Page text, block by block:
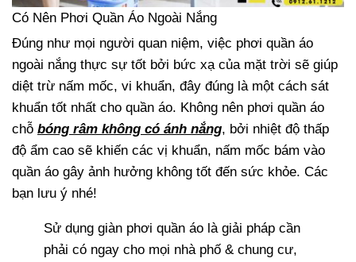
Có Nên Phơi Quần Áo Ngoài Nắng
Đúng như mọi người quan niệm, việc phơi quần áo
ngoài nắng thực sự tốt bởi bức xạ của mặt trời sẽ giúp
diệt trừ nấm mốc, vi khuẩn, đây đúng là một cách sát
khuẩn tốt nhất cho quần áo. Không nên phơi quần áo
chỗ bóng râm không có ánh nắng, bởi nhiệt độ thấp
độ ẩm cao sẽ khiến các vị khuẩn, nấm mốc bám vào
quần áo gây ảnh hưởng không tốt đến sức khỏe. Các
bạn lưu ý nhé!
Sử dụng giàn phơi quần áo là giải pháp cần
phải có ngay cho mọi nhà phố & chung cư,